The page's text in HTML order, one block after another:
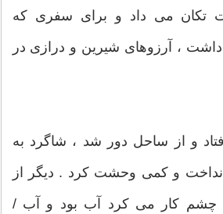
تکان می داد و برای سفری که
، آرزوهای شیرین و درازی در
و از ساحل دور شد ، شاگرد به
و کمی وحشت کرد . دیگر از
چشم کار می کرد آب بود و آب /